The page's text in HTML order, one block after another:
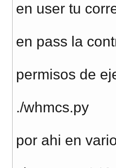
en user tu
en pass la
permisos de
./whmcs.py
por ahi en